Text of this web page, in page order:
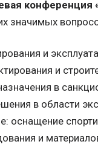
конференция
значимых
и
и
в
в области
оснащение
и